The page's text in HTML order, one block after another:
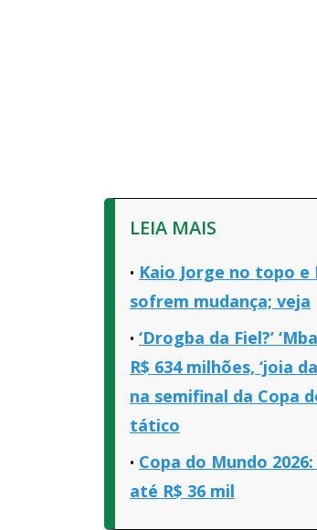
LEIA MAIS
Kaio Jorge no topo
sofrem mudança; veja
‘Drogba da Fiel?’
R$ 634 milhões, ‘joia
na semifinal da Copa
tático
Copa do Mundo
até R$ 36 mil